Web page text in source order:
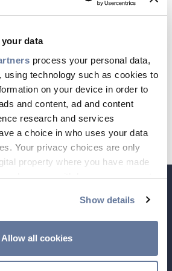
data
process your personal data,
using technology such as cookies to
on your device in order to
and content, ad and content
research and services
a choice in who uses your data
Your privacy choices are only
property where you have made
change or withdraw your consent
also like to:
be accurate to within several
Show details
Allow all cookies
számára, hogy jobban
életét és munkáját.
el a Covid 19 utáni
globális anyasági
politikát, figyelembe
egyes irodáinak